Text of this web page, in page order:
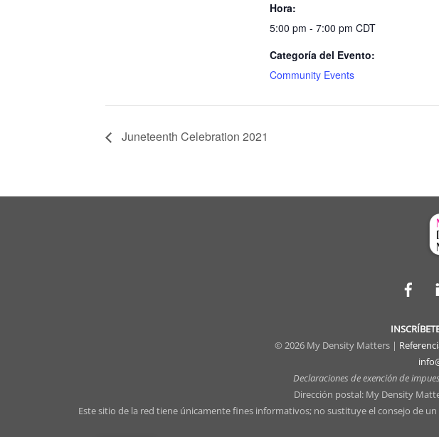
Hora:
5:00 pm - 7:00 pm CDT
Categoría del Evento:
Community Events
Juneteenth Celebration 2021
© 2026 My Density Matters |
Declaraciones de exención de
Dirección postal: My Density
Este sitio de la red tiene únicamente fines informativos; no sustituye el consejo de